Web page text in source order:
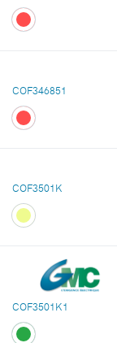
COF346851
COF3501K
COF3501K1